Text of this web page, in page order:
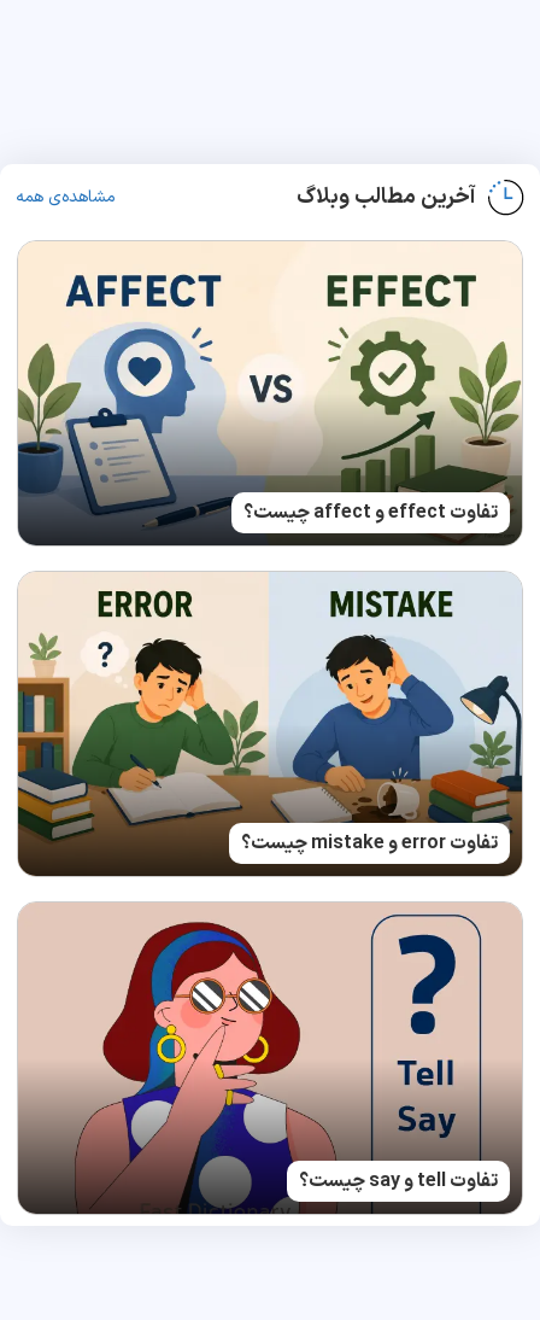
آخرین مطالب وبلاگ مشاهده‌ی همه
تفاوت effect و affect چیست؟
تفاوت error و mistake چیست؟
تفاوت tell و say چیست؟